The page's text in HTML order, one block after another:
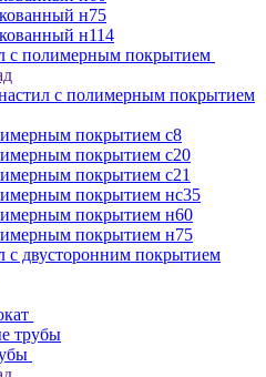
н75
н114
с полимерным покрытием
с полимерным покрытием
покрытием с8
покрытием с20
покрытием с21
покрытием нс35
покрытием н60
покрытием н75
с двусторонним покрытием
трубы